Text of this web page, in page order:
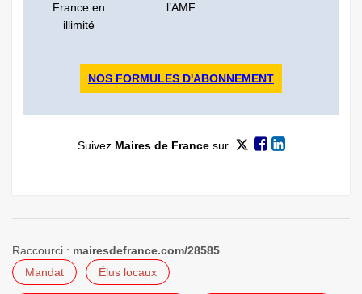
France en
illimité
l’AMF
NOS FORMULES D'ABONNEMENT
Suivez Maires de Francesur
Raccourci : mairesdefrance.com/28585
Mandat
Élus locaux